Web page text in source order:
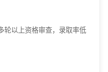
轮以上资格审查，录取率低